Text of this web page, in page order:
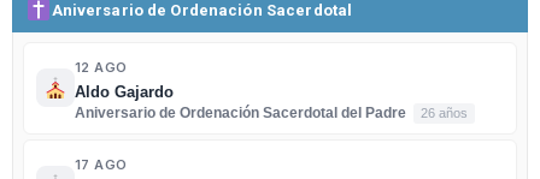
Aniversario de Ordenación Sacerdotal
12 AGO
Aldo Gajardo
Aniversario de Ordenación Sacerdotal del Padre
26 años
17 AGO